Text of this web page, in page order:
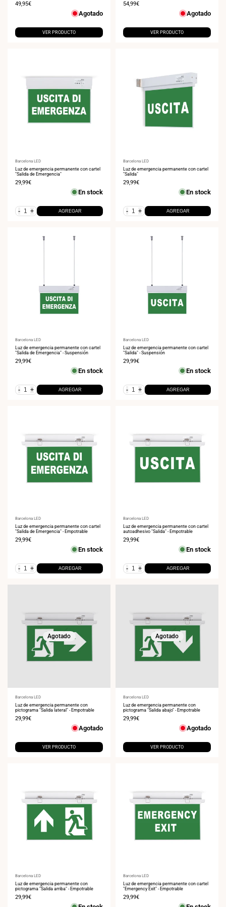
Precio
49,95€
Agotado
VER PRODUCTO
Precio
54,99€
Agotado
VER PRODUCTO
Proveedor:
Barcelona LED
Luz de emergencia permanente con cartel
"Salida de Emergencia"
Precio
29,99€
En stock
- + AGREGAR
Proveedor:
Barcelona LED
Luz de emergencia permanente con cartel
"Salida"
Precio
29,99€
En stock
- + AGREGAR
Proveedor:
Barcelona LED
Luz de emergencia permanente con cartel
"Salida de Emergencia" - Suspensión
Precio
29,99€
En stock
- + AGREGAR
Proveedor:
Barcelona LED
Luz de emergencia permanente con cartel
"Salida" - Suspensión
Precio
29,99€
En stock
- + AGREGAR
Proveedor:
Barcelona LED
Luz de emergencia permanente con cartel
"Salida de Emergencia" - Empotrable
Precio
29,99€
En stock
- + AGREGAR
Proveedor:
Barcelona LED
Luz de emergencia permanente con cartel
autoadhesivo "Salida" - Empotrable
Precio
29,99€
En stock
- + AGREGAR
Agotado
Proveedor:
Barcelona LED
Luz de emergencia permanente con
pictograma "Salida lateral" - Empotrable
Precio
29,99€
Agotado
VER PRODUCTO
Agotado
Proveedor:
Barcelona LED
Luz de emergencia permanente con
pictograma "Salida abajo" - Empotrable
Precio
29,99€
Agotado
VER PRODUCTO
Proveedor:
Barcelona LED
Luz de emergencia permanente con
pictograma "Salida arriba" - Empotrable
Precio
29,99€
Proveedor:
Barcelona LED
Luz de emergencia permanente con cartel
"Emergency Exit" - Empotrable
Precio
29,99€